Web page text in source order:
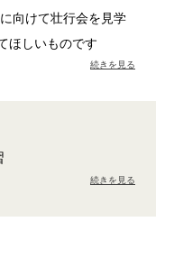
向けて壮行会を見学
ほしいものです
続きを見る
続きを見る